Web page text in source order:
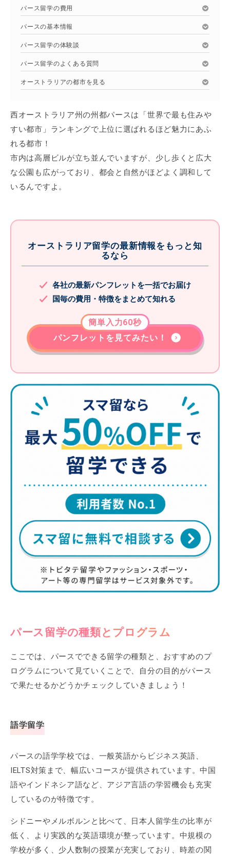
パース留学の費用
パースの基本情報
パース留学の体験談
パース留学のよくある質問
オーストラリアの都市を見る
西オーストラリア州の州都パースは「世界で最も住みや
すい都市」ランキングで上位に選ばれるほど魅力にあふ
れる都市！
市内は高層ビルが立ち並んでいますが、少し歩くと広大
な公園も広がっており、都会と自然がほどよく調和して
いるんですよ。
オーストラリア留学の最新情報をもっと知
るなら
各社の最新パンフレットを一括でお届け
国毎の費用・特徴をまとめて知れる
パンフレットを見てみたい！
簡単入力60秒
パース留学の種類とプログラム
ここでは、パースでできる留学の種類と、おすすめのプ
ログラムについて見ていくことで、自分の目的がパース
で果たせるかどうかチェックしていきましょう！
語学留学
パースの語学学校では、一般英語からビジネス英語、
IELTS対策まで、幅広いコースが提供されています。中国
語やインドネシア語など、アジア言語の学習機会も充実
しているのが特徴です。
シドニーやメルボルンと比べて、日本人留学生の比率が
低く、より実践的な英語環境が整っています。中規模の
学校が多く、少人数制の授業が充実しており、時差の関